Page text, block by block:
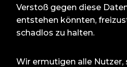
Verstoß gegen diese
entstehen könnten,
schadlos zu halten.
Wir ermutigen alle Nutzer,